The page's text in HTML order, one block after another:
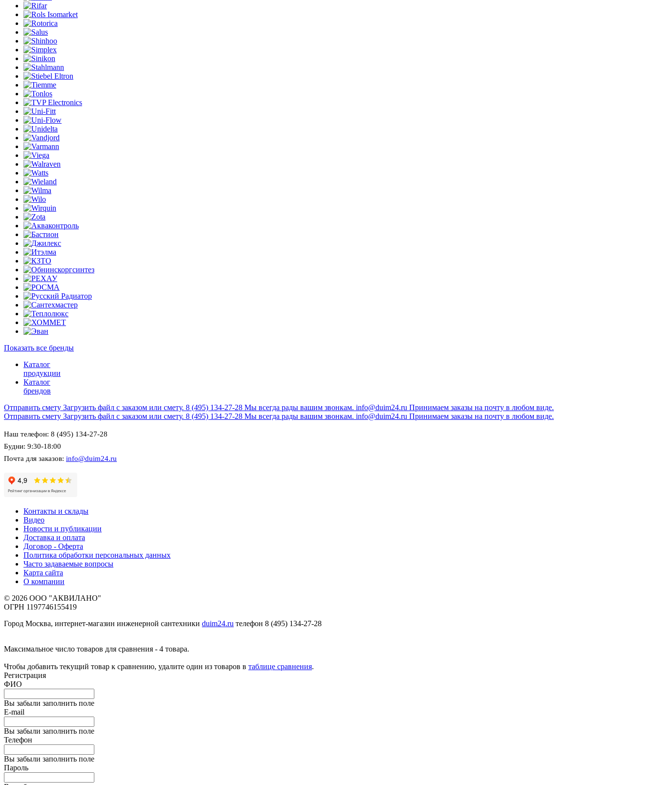
Показать все бренды
Каталог
продукции
Каталог
брендов
Отправить смету Загрузить файл с заказом или смету. 8 (495) 134-27-28 Мы всегда рады вашим звонкам. info@duim24.ru Принимаем заказы на почту в любом виде.
Отправить смету Загрузить файл с заказом или смету. 8 (495) 134-27-28 Мы всегда рады вашим звонкам. info@duim24.ru Принимаем заказы на почту в любом виде.
Наш телефон: 8 (495) 134-27-28
Будни: 9:30-18:00
Почта для заказов: info@duim24.ru
Контакты и склады
Видео
Новости и публикации
Доставка и оплата
Договор - Оферта
Политика обработки персональных данных
Часто задаваемые вопросы
Карта сайта
О компании
© 2026 ООО "АКВИЛАНО"
ОГРН 1197746155419
Город Москва, интернет-магазин инженерной сантехники duim24.ru телефон 8 (495) 134-27-28
Максимальное число товаров для сравнения - 4 товара.
Чтобы добавить текущий товар к сравнению, удалите один из товаров в таблице сравнения.
Регистрация
ФИО
Вы забыли заполнить поле
E-mail
Вы забыли заполнить поле
Телефон
Вы забыли заполнить поле
Пароль